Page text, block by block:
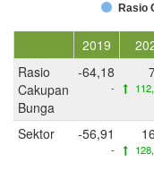
Rasio
2019
Rasio
Cakupan
Bunga
-64,18
-
Sektor -56,91
-